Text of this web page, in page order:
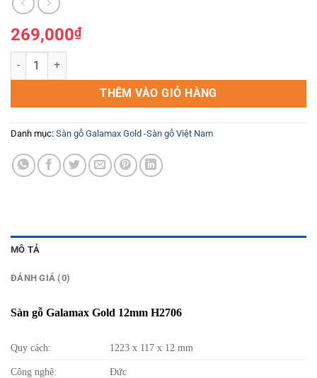
269,000₫
Sàn gỗ Galamax Gold 12mm H2706 số lượng
THÊM VÀO GIỎ HÀNG
Danh mục: Sàn gỗ Galamax Gold -Sàn gỗ Việt Nam
MÔ TẢ
ĐÁNH GIÁ (0)
Sàn gỗ Galamax Gold 12mm H2706
Quy cách: 1223 x 117 x 12 mm
Công nghệ: Đức